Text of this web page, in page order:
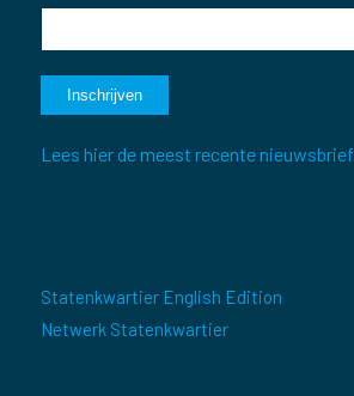
Lees hier de meest recente nieuwsbrief
Statenkwartier English Edition
Netwerk Statenkwartier